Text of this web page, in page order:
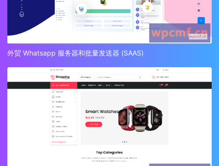
外贸 Whatsapp 服务器和批量发送器 (SAAS)